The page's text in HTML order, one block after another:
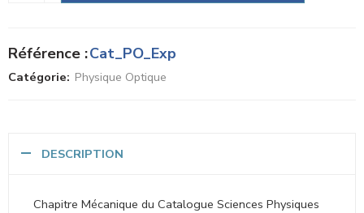
Référence :Cat_PO_Exp
Catégorie: Physique Optique
DESCRIPTION
Chapitre Mécanique du Catalogue Sciences Physiques